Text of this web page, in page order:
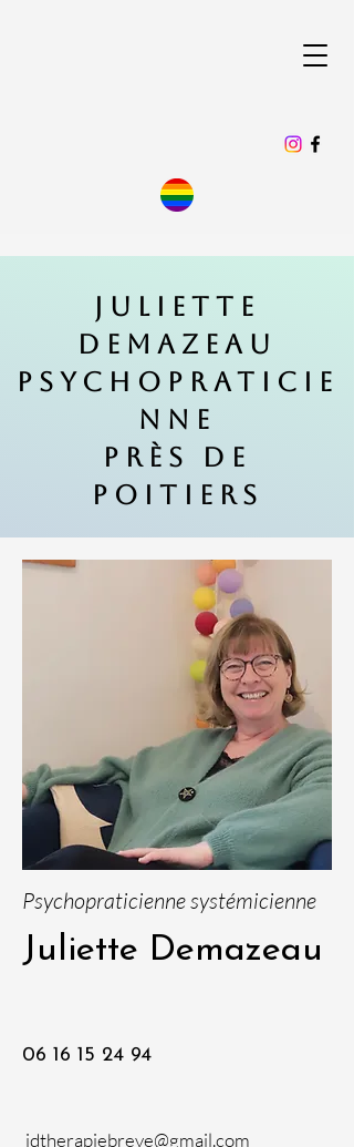
Juliette
Demazeau
Psychopraticie
nne
PRÈS DE
POITIERS
Psychopraticienne systémicienne
Juliette Demazeau
06 16 15 24 94
jdtherapiebreve@gmail.com